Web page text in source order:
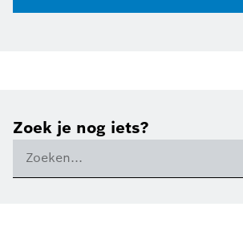
Zoek je nog iets?